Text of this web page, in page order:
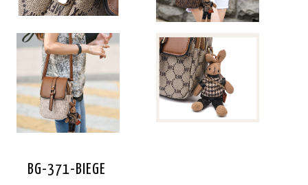
BG-371-BIEGE